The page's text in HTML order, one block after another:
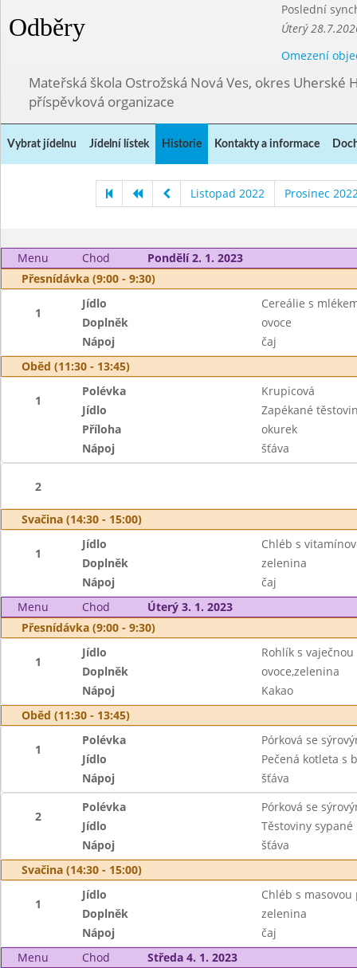
Odběry
Poslední
Úterý
Omezení
Mateřská škola Ostrožská Nová Ves, okres Uherské
příspěvková organizace
Vybrat jídelnu Jídelní lístek Historie Kontakty a informace
Listopad 2022 Prosinec
Menu Chod
Pondělí 2. 1. 2023
Přesnídávka (9:00 - 9:30)
1
Jídlo
Cereálie s
Doplněk
ovoce
Nápoj
čaj
Oběd (11:30 - 13:45)
1
Polévka
Krupicová
Jídlo
Zapékané
Příloha
okurek
Nápoj
šťáva
2
Svačina (14:30 - 15:00)
1
Jídlo
Chléb s
Doplněk
zelenina
Nápoj
čaj
Menu
Chod
Úterý 3. 1. 2023
Přesnídávka (9:00 - 9:30)
1
Jídlo
Rohlík s
Doplněk
ovoce,zelenina
Nápoj
Kakao
Oběd (11:30 - 13:45)
1
Polévka
Pórková se
Jídlo
Pečená kotleta s
Nápoj
šťáva
2
Polévka
Pórková se
Jídlo
Těstoviny
Nápoj
šťáva
Svačina (14:30 - 15:00)
1
Jídlo
Chléb s
Doplněk
zelenina
Nápoj
čaj
Menu
Chod
Středa 4. 1. 2023